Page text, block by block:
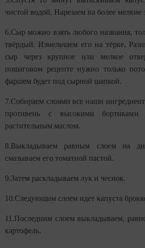
чистой водой. Нарезаем на более мелкие
6.Сыр можно взять любого названия,
твёрдый. Измельчаем его на тёрке.
сыр через крупное или мелкое
пошаговом рецепте нужно только
фаршем будет под сырной шапкой.
7.Собираем слоями все наши
противень с высокими
растительным маслом.
8.Выкладываем равным слоем на
смазываем его томатной пастой.
9.Затем раскладываем лук и чеснок.
10.Следующим слоем идет капуста
11.Последним слоем выкладываем,
картофель.